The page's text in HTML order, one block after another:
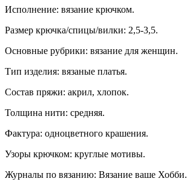
Исполнение: вязание крючком.
Размер крючка/спицы/вилки: 2,5-3,5.
Основные рубрики: вязание для женщин.
Тип изделия: вязаные платья.
Состав пряжи: акрил, хлопок.
Толщина нити: средняя.
Фактура: одноцветного крашения.
Узоры крючком: круглые мотивы.
Журналы по вязанию: Вязание ваше Хобби.